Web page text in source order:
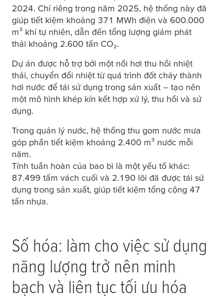
2024. Chỉ riêng trong năm 2025, hệ thống này đã
giúp tiết kiệm khoảng 371 MWh điện và 600.000
m³ khí tự nhiên, dẫn đến tổng lượng giảm phát
thải khoảng 2.600 tấn CO₂.
Dự án được hỗ trợ bởi một nồi hơi thu hồi nhiệt
thải, chuyển đổi nhiệt từ quá trình đốt cháy thành
hơi nước để tái sử dụng trong sản xuất – tạo nên
một mô hình khép kín kết hợp xử lý, thu hồi và sử
dụng.
Trong quản lý nước, hệ thống thu gom nước mưa
góp phần tiết kiệm khoảng 2.400 m³ nước mỗi
năm.
Tính tuần hoàn của bao bì là một yếu tố khác:
87.499 tấm vách cuối và 2.190 lõi đã được tái sử
dụng trong sản xuất, giúp tiết kiệm tổng cộng 47
tấn nhựa.
Số hóa: làm cho việc sử dụng
năng lượng trở nên minh
bạch và liên tục tối ưu hóa